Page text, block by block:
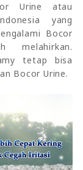
Urine atau
yang
Bocor
tetap bisa
Bocor Urine.